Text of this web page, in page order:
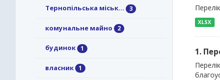
Тернопільська міськ... 3
комунальне майно 2
будинок 1
власник 1
XLSX
1.